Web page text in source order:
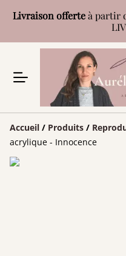
Livraison offerteà partir
Accueil / Produits /
acrylique - Innocence